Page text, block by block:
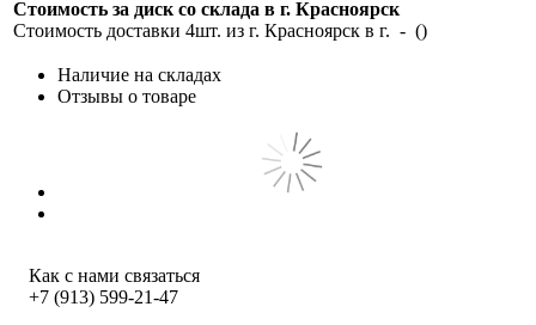
Стоимость за диск со склада в г. Красноярск
Стоимость доставки 4шт. из г. Красноярск в г. - ()
Наличие на складах
Отзывы о товаре
Как с нами связаться
+7 (913) 599-21-47